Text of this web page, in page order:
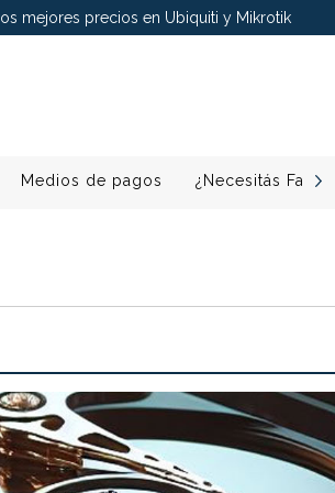
mejores precios en Ubiquiti y Mikrotik
Medios de pagos ¿Necesitás